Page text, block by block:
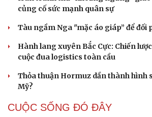
củng cố sức mạnh quân sự
Tàu ngầm Nga "mặc áo giáp” để đối
Hành lang xuyên Bắc Cực: Chiến
cuộc đua logistics toàn cầu
Thỏa thuận Hormuz dần thành hình
Mỹ?
CUỘC SỐNG ĐÓ ĐÂY